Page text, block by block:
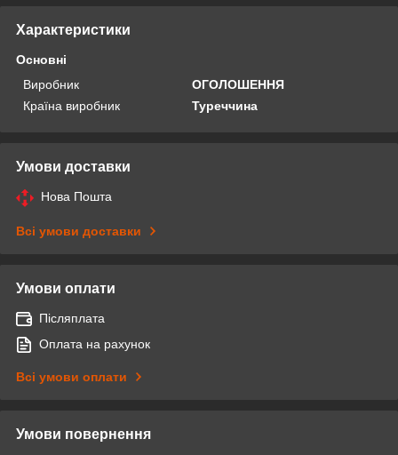
Характеристики
Основні
Виробник
ОГОЛОШЕННЯ
Країна виробник
Туреччина
Умови доставки
Нова Пошта
Всі умови доставки
Умови оплати
Післяплата
Оплата на рахунок
Всі умови оплати
Умови повернення